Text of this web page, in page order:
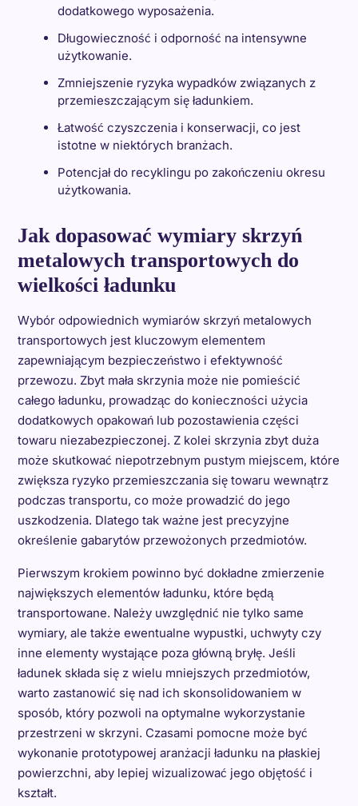
dodatkowego wyposażenia.
Długowieczność i odporność na intensywne
użytkowanie.
Zmniejszenie ryzyka wypadków związanych z
przemieszczającym się ładunkiem.
Łatwość czyszczenia i konserwacji, co jest
istotne w niektórych branżach.
Potencjał do recyklingu po zakończeniu okresu
użytkowania.
Jak dopasować wymiary skrzyń
metalowych transportowych do
wielkości ładunku
Wybór odpowiednich wymiarów skrzyń metalowych
transportowych jest kluczowym elementem
zapewniającym bezpieczeństwo i efektywność
przewozu. Zbyt mała skrzynia może nie pomieścić
całego ładunku, prowadząc do konieczności użycia
dodatkowych opakowań lub pozostawienia części
towaru niezabezpieczonej. Z kolei skrzynia zbyt duża
może skutkować niepotrzebnym pustym miejscem, które
zwiększa ryzyko przemieszczania się towaru wewnątrz
podczas transportu, co może prowadzić do jego
uszkodzenia. Dlatego tak ważne jest precyzyjne
określenie gabarytów przewożonych przedmiotów.
Pierwszym krokiem powinno być dokładne zmierzenie
największych elementów ładunku, które będą
transportowane. Należy uwzględnić nie tylko same
wymiary, ale także ewentualne wypustki, uchwyty czy
inne elementy wystające poza główną bryłę. Jeśli
ładunek składa się z wielu mniejszych przedmiotów,
warto zastanowić się nad ich skonsolidowaniem w
sposób, który pozwoli na optymalne wykorzystanie
przestrzeni w skrzyni. Czasami pomocne może być
wykonanie prototypowej aranżacji ładunku na płaskiej
powierzchni, aby lepiej wizualizować jego objętość i
kształt.